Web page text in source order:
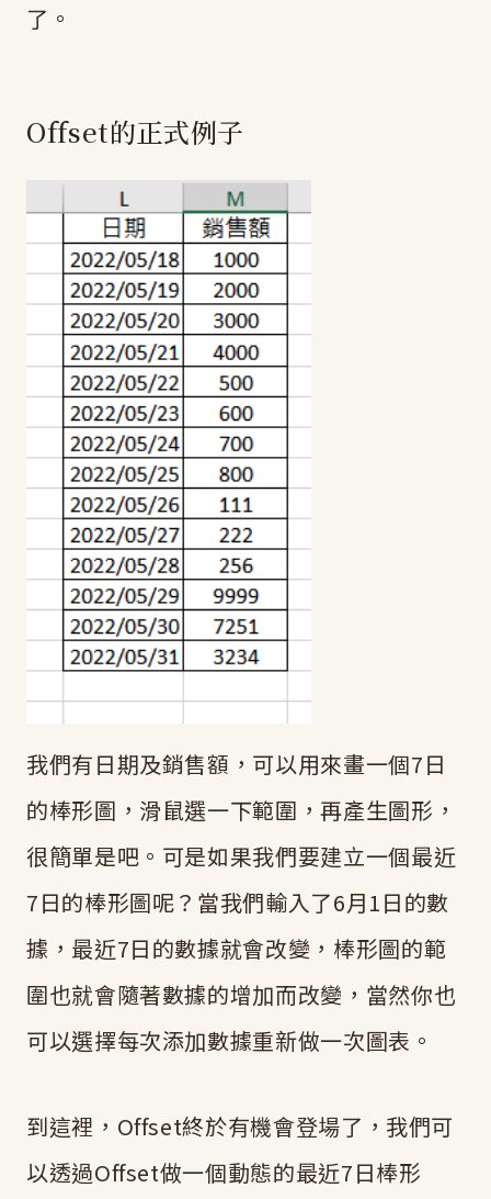
了。
Offset的正式例子
我們有日期及銷售額，可以用來畫一個7日
的棒形圖，滑鼠選一下範圍，再產生圖形，
很簡單是吧。可是如果我們要建立一個最近
7日的棒形圖呢？當我們輸入了6月1日的數
據，最近7日的數據就會改變，棒形圖的範
圍也就會隨著數據的增加而改變，當然你也
可以選擇每次添加數據重新做一次圖表。
到這裡，Offset終於有機會登場了，我們可
以透過Offset做一個動態的最近7日棒形